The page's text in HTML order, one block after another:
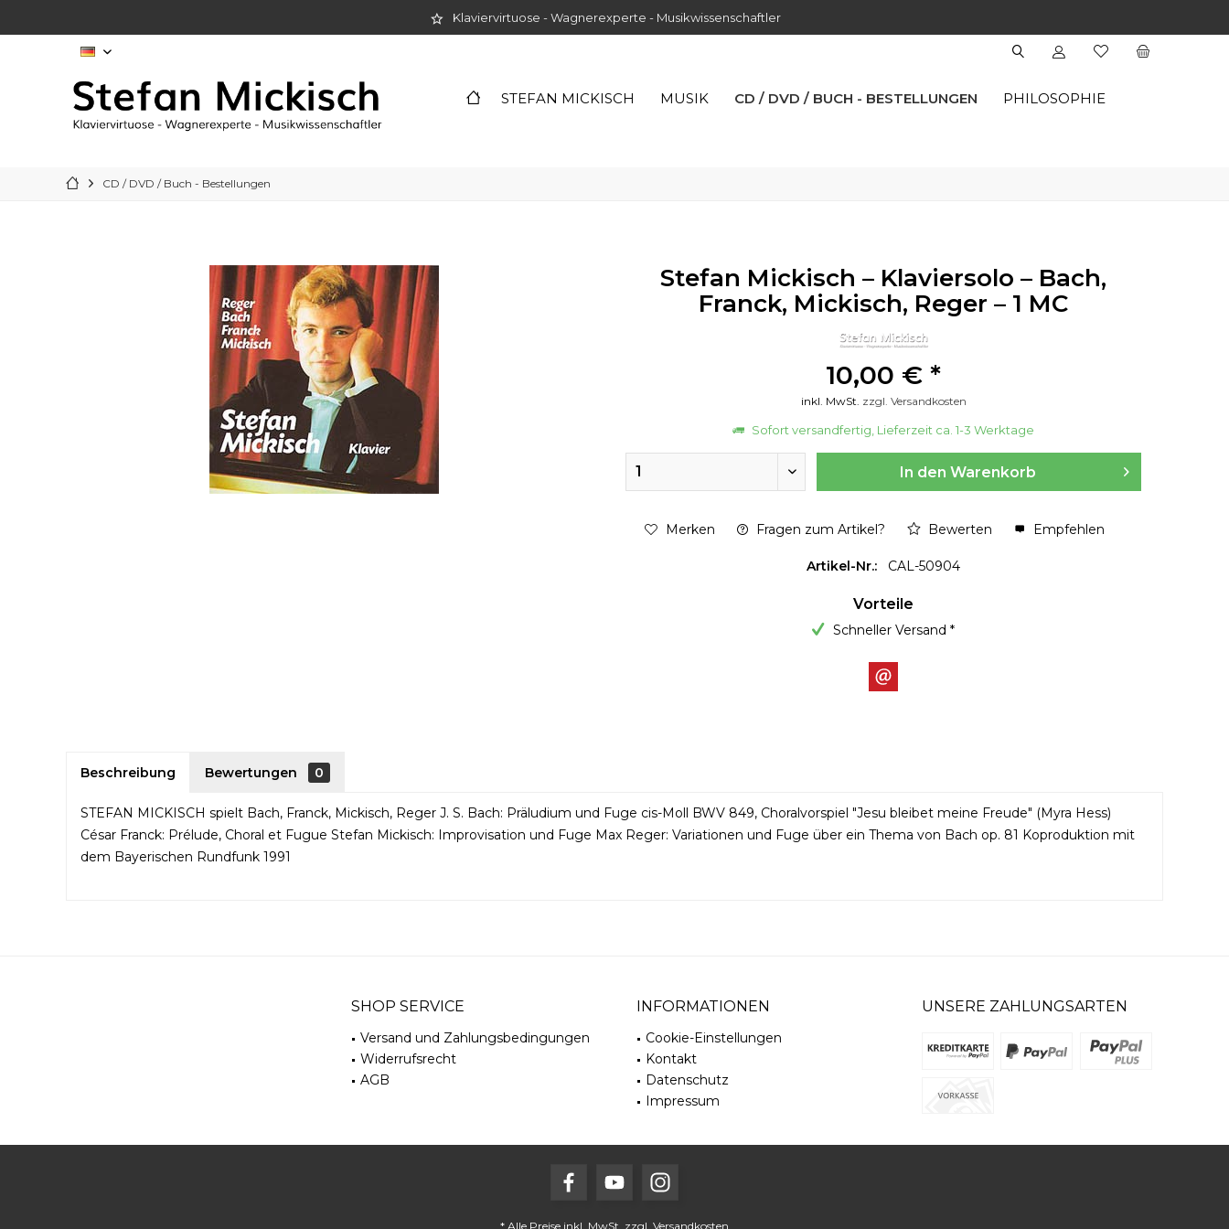
Klaviervirtuose - Wagnerexperte - Musikwissenschaftler
STEFAN MICKISCH MUSIK CD / DVD / BUCH - BESTELLUNGEN PHILOSOPHIE
CD / DVD / Buch - Bestellungen
Stefan Mickisch – Klaviersolo – Bach,
Franck, Mickisch, Reger – 1 MC
10,00 € *
inkl. MwSt. zzgl. Versandkosten
Sofort versandfertig, Lieferzeit ca. 1-3 Werktage
In den Warenkorb
Merken Fragen zum Artikel? Bewerten Empfehlen
Artikel-Nr.: CAL-50904
Vorteile
Schneller Versand *
Beschreibung Bewertungen 0
STEFAN MICKISCH spielt Bach, Franck, Mickisch, Reger J. S. Bach: Präludium und Fuge cis-Moll BWV 849, Choralvorspiel "Jesu bleibet meine Freude" (Myra Hess)
César Franck: Prélude, Choral et Fugue Stefan Mickisch: Improvisation und Fuge Max Reger: Variationen und Fuge über ein Thema von Bach op. 81 Koproduktion mit
dem Bayerischen Rundfunk 1991
SHOP SERVICE
Versand und Zahlungsbedingungen
Widerrufsrecht
AGB
INFORMATIONEN
Cookie-Einstellungen
Kontakt
Datenschutz
Impressum
UNSERE ZAHLUNGSARTEN
* Alle Preise inkl. MwSt. zzgl. Versandkosten